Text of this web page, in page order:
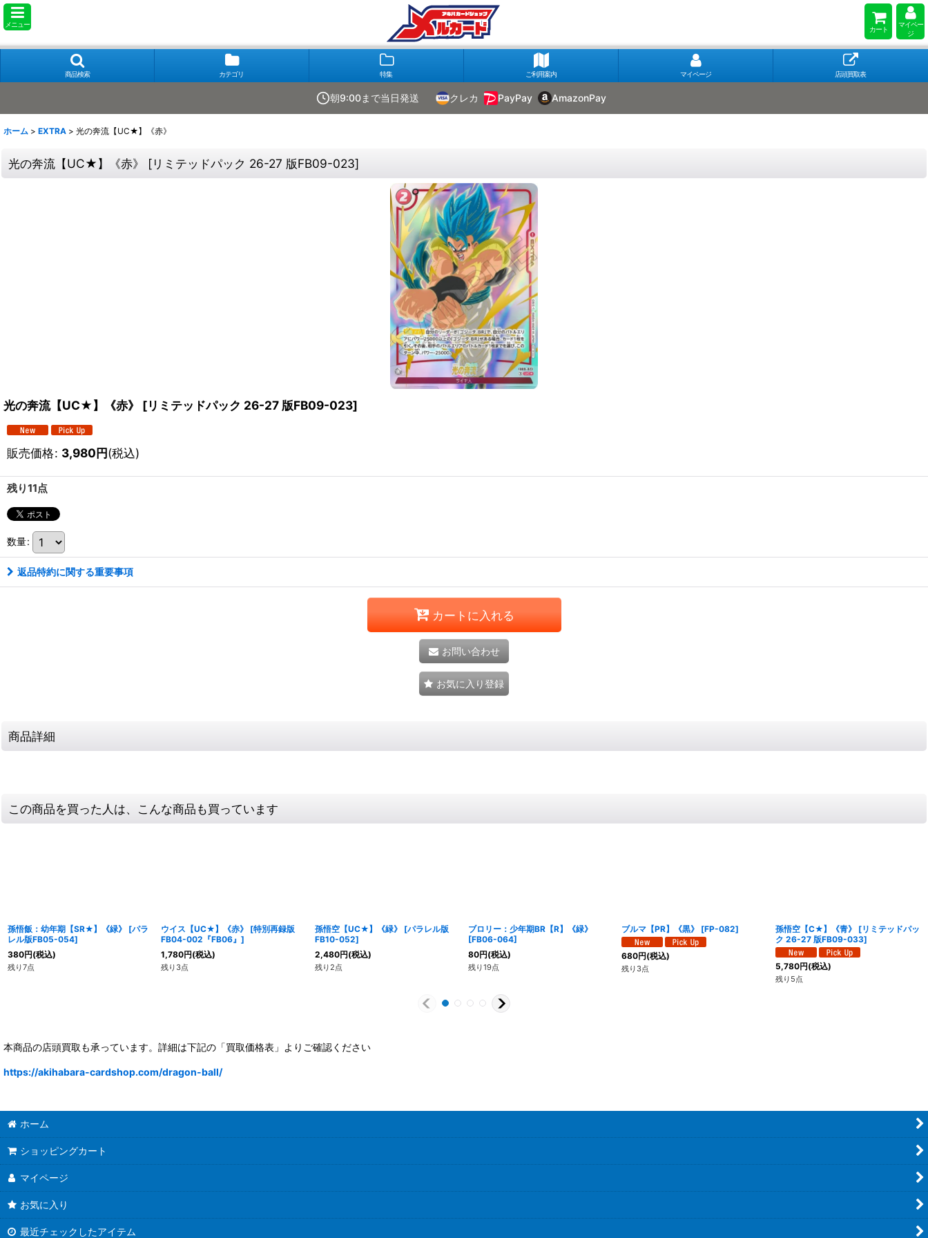
メニュー
カート
マイペー
ジ
商品検索 カテゴリ 特集 ご利用案内 マイページ 店頭買取表
朝9:00まで当日発送 クレカ PayPay AmazonPay
ホーム > EXTRA > 光の奔流【UC★】《赤》
光の奔流【UC★】《赤》 [リミテッドパック 26-27 版FB09-023]
光の奔流【UC★】《赤》 [リミテッドパック 26-27 版FB09-023]
販売価格: 3,980円(税込)
残り11点
数量:
返品特約に関する重要事項
カートに入れる
お問い合わせ
お気に入り登録
商品詳細
この商品を買った人は、こんな商品も買っています
孫悟飯：幼年期【SR★】《緑》 [パラ
レル版FB05-054]
380円(税込)
残り7点
ウイス【UC★】《赤》 [特別再録版
FB04-002『FB06』]
1,780円(税込)
残り3点
孫悟空【UC★】《緑》 [パラレル版
FB10-052]
2,480円(税込)
残り2点
ブロリー：少年期BR【R】《緑》
[FB06-064]
80円(税込)
残り19点
ブルマ【PR】《黒》 [FP-082]
680円(税込)
残り3点
孫悟空【C★】《青》 [リミテッドパッ
ク 26-27 版FB09-033]
5,780円(税込)
残り5点
本商品の店頭買取も承っています。詳細は下記の「買取価格表」よりご確認ください
https://akihabara-cardshop.com/dragon-ball/
ホーム
ショッピングカート
マイページ
お気に入り
最近チェックしたアイテム